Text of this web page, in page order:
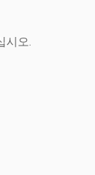
오.